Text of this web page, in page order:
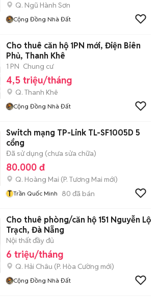
Q. Ngũ Hành Sơn
Cộng Đồng Nhà Đất
Cho thuê căn hộ 1PN mới, Điện Biên
Phủ, Thanh Khê
1 PN Chung cư
4,5 triệu/tháng
Q. Thanh Khê
Cộng Đồng Nhà Đất
Switch mạng TP-Link TL-SF1005D 5
cổng
Đã sử dụng (chưa sửa chữa)
80.000 đ
Q. Hoàng Mai (P. Tương Mai mới)
T Trần Quốc Minh 80 đã bán
Cho thuê phòng/căn hộ 151 Nguyễn Lộ
Trạch, Đà Nẵng
Nội thất đầy đủ
6 triệu/tháng
Q. Hải Châu (P. Hòa Cường mới)
Cộng Đồng Nhà Đất